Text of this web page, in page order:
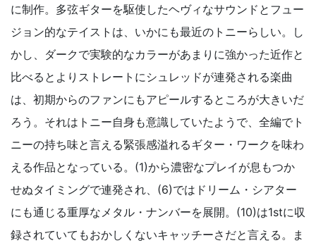
に制作。多弦ギターを駆使したヘヴィなサウンドとフュー
ジョン的なテイストは、いかにも最近のトニーらしい。し
かし、ダークで実験的なカラーがあまりに強かった近作と
比べるとよりストレートにシュレッドが連発される楽曲
は、初期からのファンにもアピールするところが大きいだ
ろう。それはトニー自身も意識していたようで、全編でト
ニーの持ち味と言える緊張感溢れるギター・ワークを味わ
える作品となっている。(1)から濃密なプレイが息もつか
せぬタイミングで連発され、(6)ではドリーム・シアター
にも通じる重厚なメタル・ナンバーを展開。(10)は1stに収
録されていてもおかしくないキャッチーさだと言える。ま